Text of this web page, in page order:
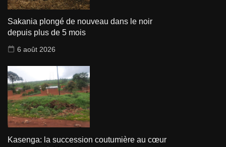
Sakania plongé de nouveau dans le noir
depuis plus de 5 mois
6 août 2026
Kasenga: la succession coutumière au cœur